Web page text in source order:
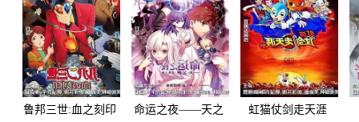
鲁邦三世:血之刻印
命运之夜——天之
虹猫仗剑走天涯